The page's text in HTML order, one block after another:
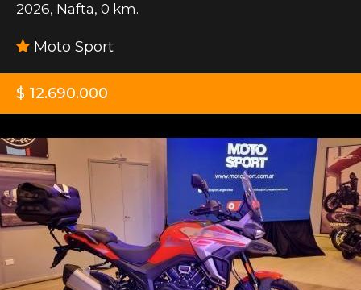
2026, Nafta, 0 km.
Moto Sport
$ 12.690.000